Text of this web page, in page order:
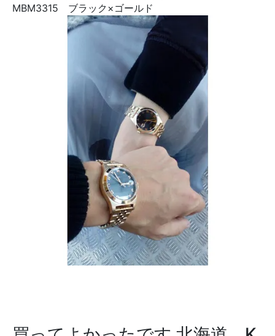
MBM3315 ブラック×ゴールド